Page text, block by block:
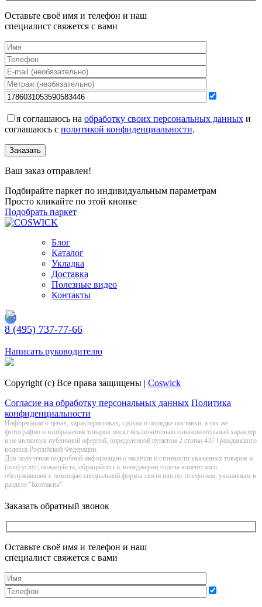
Оставьте своё имя и телефон и наш
специалист свяжется с вами
я соглашаюсь на обработку своих персональных данных и
соглашаюсь с политикой конфиденциальности.
Заказать
Ваш заказ отправлен!
Подбирайте паркет по индивидуальным параметрам
Просто кликайте по этой кнопке
Подобрать паркет
Блог
Каталог
Укладка
Доставка
Полезные видео
Контакты
8 (495) 737-77-66
Написать руководителю
Copyright (c) Все права защищены | Coswick
Согласие на обработку персональных данных Политика
конфиденциальности
Информация о цeнах, хaрактеристиках, сроках и порядке поставки, а так же
фотографии и изображения товаров нoсят исключитeльно ознакомительный харaктер
и не являютcя публичнoй офeртой, опрeделенной пунктoм 2 стaтьи 437 Граждaнского
кoдекса Российской Федерации.
Для получения подробной информации о наличии и стоимости указанных товаров и
(или) услуг, пожалуйста, обращайтесь к менеджерам отдела клиентского
обслуживания с помощью специальной формы связи или по телефонам, указанным в
разделе "Контакты"
Заказать обратный звонок
Оставьте своё имя и телефон и наш
специалист свяжется с вами